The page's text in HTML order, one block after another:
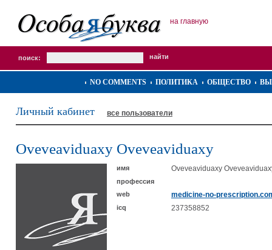
на главную
поиск:
NO COMMENTS ПОЛИТИКА ОБЩЕСТВО
Личный кабинет все пользователи
Oveveaviduaxy Oveveaviduaxy
имя Oveveaviduaxy
профессия
web
medicine-no-
icq 237358852